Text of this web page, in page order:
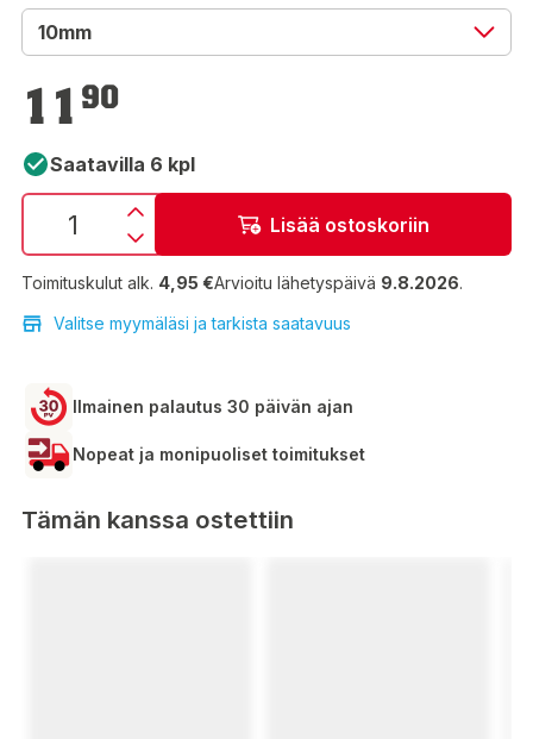
10mm
11,90 €
11 90
Saatavilla 6 kpl
Lisää ostoskoriin
Toimituskulut alk. 4,95 €Arvioitu lähetyspäivä 9.8.2026.
Valitse myymäläsi ja tarkista saatavuus
Ilmainen palautus 30 päivän ajan
Nopeat ja monipuoliset toimitukset
Tämän kanssa ostettiin